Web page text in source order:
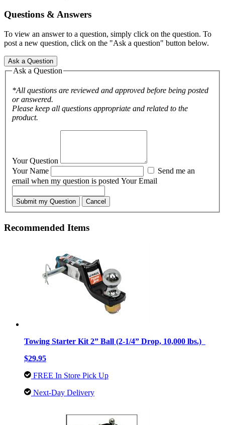
Questions & Answers
To view an answer to a question, simply click on the question. To
post a new question, click on the "Ask a question" button below.
Ask a Question
Ask a Question
*All questions are reviewed and approved before being posted
or answered.
Please keep all questions appropriate and related to the
product.
Your Question
Your Name
email when my question is posted Your Email
Submit my Question Cancel
Recommended Items
Towing Starter Kit 2” Ball (2-1/4” Drop, 10,000 lbs.)
$29.95
FREE In Store Pick Up
Next-Day Delivery